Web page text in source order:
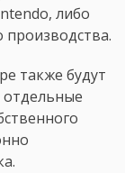
либо
производства.
также будут